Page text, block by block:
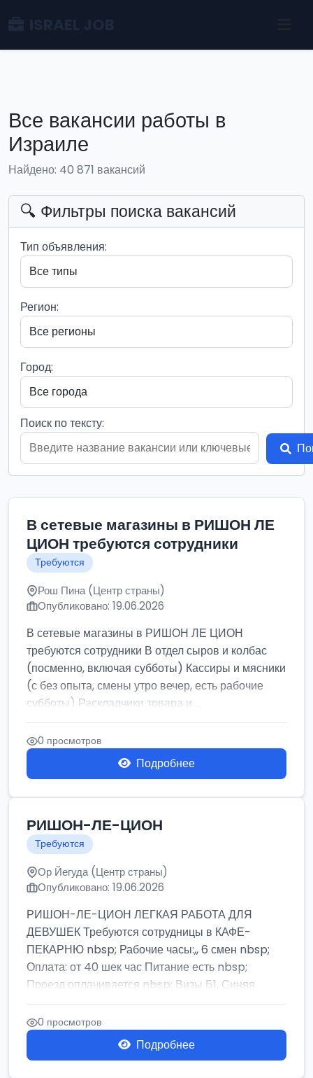
Все вакансии работы в
Израиле
Найдено: 40 871 вакансий
🔍 Фильтры поиска вакансий
Тип объявления:
Регион:
Город:
Поиск по тексту:
В сетевые магазины в РИШОН ЛЕ
ЦИОН требуются сотрудники
Требуются
Рош Пина (Центр страны)
Опубликовано: 19.06.2026
В сетевые магазины в РИШОН ЛЕ ЦИОН
требуются сотрудники В отдел сыров и колбас
(посменно, включая субботы) Кассиры и мясники
(с без опыта, смены утро вечер, есть рабочие
субботы) Раскладчики товара и ...
0 просмотров
Подробнее
РИШОН-ЛЕ-ЦИОН
Требуются
Ор Йегуда (Центр страны)
Опубликовано: 19.06.2026
РИШОН-ЛЕ-ЦИОН ЛЕГКАЯ РАБОТА ДЛЯ
ДЕВУШЕК Требуются сотрудницы в КАФЕ-
ПЕКАРНЮ nbsp; Рабочие часы:,, 6 смен nbsp;
Оплата: от 40 шек час Питание есть nbsp;
Проезд оплачивается nbsp; Визы Б1, Синяя
бумага,...
0 просмотров
Подробнее